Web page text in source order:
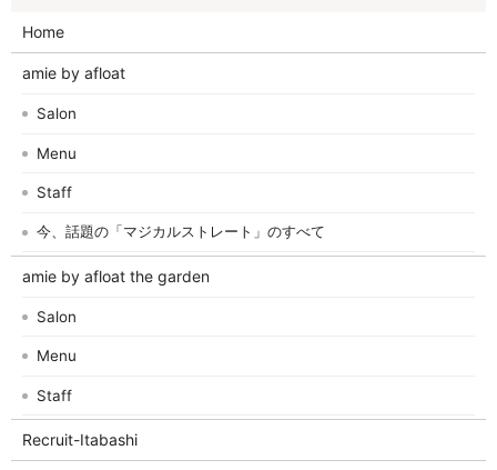
Home
amie by afloat
Salon
Menu
Staff
今、話題の「マジカルストレート」のすべて
amie by afloat the garden
Salon
Menu
Staff
Recruit-Itabashi